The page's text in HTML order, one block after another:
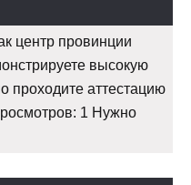
центр провинции
высокую
проходите аттестацию
1 Нужно